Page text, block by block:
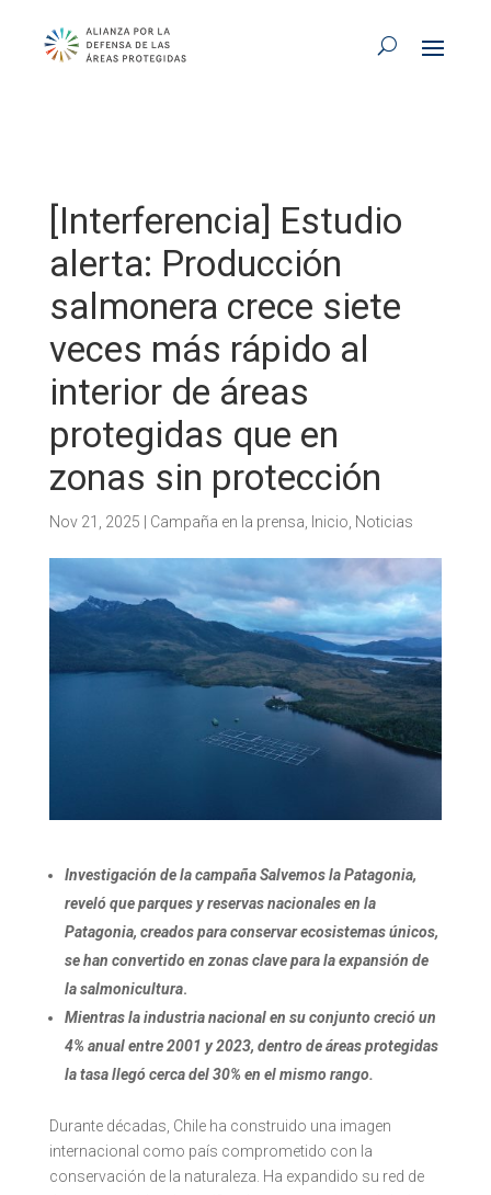
[Interferencia] Estudio
alerta: Producción
salmonera crece siete
veces más rápido al
interior de áreas
protegidas que en
zonas sin protección
Nov 21, 2025 Campaña en la prensa Inicio Noticias
Investigación de la campaña Salvemos la Patagonia,
reveló que parques y reservas nacionales en la
Patagonia, creados para conservar ecosistemas únicos,
se han convertido en zonas clave para la expansión de
la salmonicultura.
Mientras la industria nacional en su conjunto creció un
4% anual entre 2001 y 2023, dentro de áreas protegidas
la tasa llegó cerca del 30% en el mismo rango.
Durante décadas, Chile ha construido una imagen
internacional como país comprometido con la
conservación de la naturaleza. Ha expandido su red de